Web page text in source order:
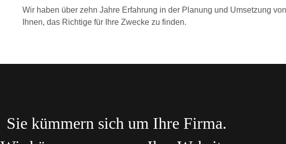
Wir haben über zehn Jahre Erfahrung in der Planung und Umsetzung
Ihnen, das Richtige für Ihre Zwecke zu finden.
Sie kümmern sich um Ihre Firma.